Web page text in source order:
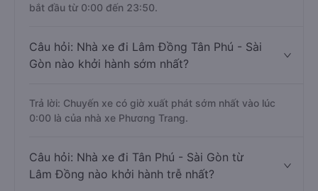
bắt đầu từ 0:00 đến 23:50.
Câu hỏi: Nhà xe đi Lâm Đồng Tân Phú - Sài
Gòn nào khởi hành sớm nhất?
Trả lời: Chuyến xe có giờ xuất phát sớm nhất vào lúc
0:00 là của nhà xe Phương Trang.
Câu hỏi: Nhà xe đi Tân Phú - Sài Gòn từ
Lâm Đồng nào khởi hành trễ nhất?